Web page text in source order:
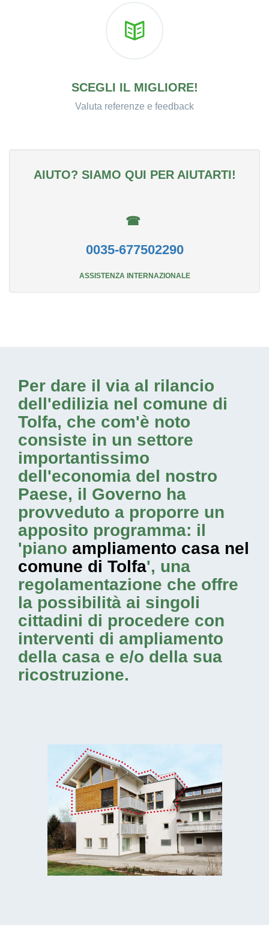
SCEGLI IL MIGLIORE!
Valuta referenze e feedback
AIUTO? SIAMO QUI PER AIUTARTI!
☎
0035-677502290
ASSISTENZA INTERNAZIONALE
Per dare il via al rilancio
dell'edilizia nel comune di
Tolfa, che com'è noto
consiste in un settore
importantissimo
dell'economia del nostro
Paese, il Governo ha
provveduto a proporre un
apposito programma: il
'piano ampliamento casa nel
comune di Tolfa', una
regolamentazione che offre
la possibilità ai singoli
cittadini di procedere con
interventi di ampliamento
della casa e e/o della sua
ricostruzione.